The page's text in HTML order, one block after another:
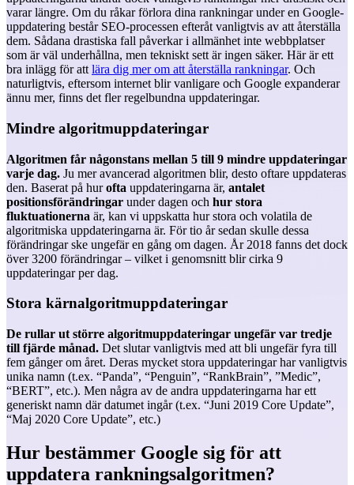
varar längre. Om du råkar förlora dina rankningar under en Google-
uppdatering består SEO-processen efteråt vanligtvis av att återställa
dem. Sådana drastiska fall påverkar i allmänhet inte webbplatser
som är väl underhållna, men tekniskt sett är ingen säker. Här är ett
bra inlägg för att lära dig mer om att återställa rankningar. Och
naturligtvis, eftersom internet blir vanligare och Google expanderar
ännu mer, finns det fler regelbundna uppdateringar.
Mindre algoritmuppdateringar
Algoritmen får någonstans mellan 5 till 9 mindre uppdateringar
varje dag. Ju mer avancerad algoritmen blir, desto oftare uppdateras
den. Baserat på hurofta uppdateringarna är, antalet
positionsförändringar under dagen och hur stora
fluktuationerna är, kan vi uppskatta hur stora och volatila de
algoritmiska uppdateringarna är. För tio år sedan skulle dessa
förändringar ske ungefär en gång om dagen. År 2018 fanns det dock
över 3200 förändringar – vilket i genomsnitt blir cirka 9
uppdateringar per dag.
Stora kärnalgoritmuppdateringar
De rullar ut större algoritmuppdateringar ungefär var tredje
till fjärde månad. Det slutar vanligtvis med att bli ungefär fyra till
fem gånger om året. Deras mycket stora uppdateringar har vanligtvis
unika namn (t.ex. “Panda”, “Penguin”, “RankBrain”, ”Medic”,
“BERT”, etc.). Men några av de andra uppdateringarna har ett
generiskt namn där datumet ingår (t.ex. “Juni 2019 Core Update”,
“Maj 2020 Core Update”, etc.)
Hur bestämmer Google sig för att
uppdatera rankningsalgoritmen?